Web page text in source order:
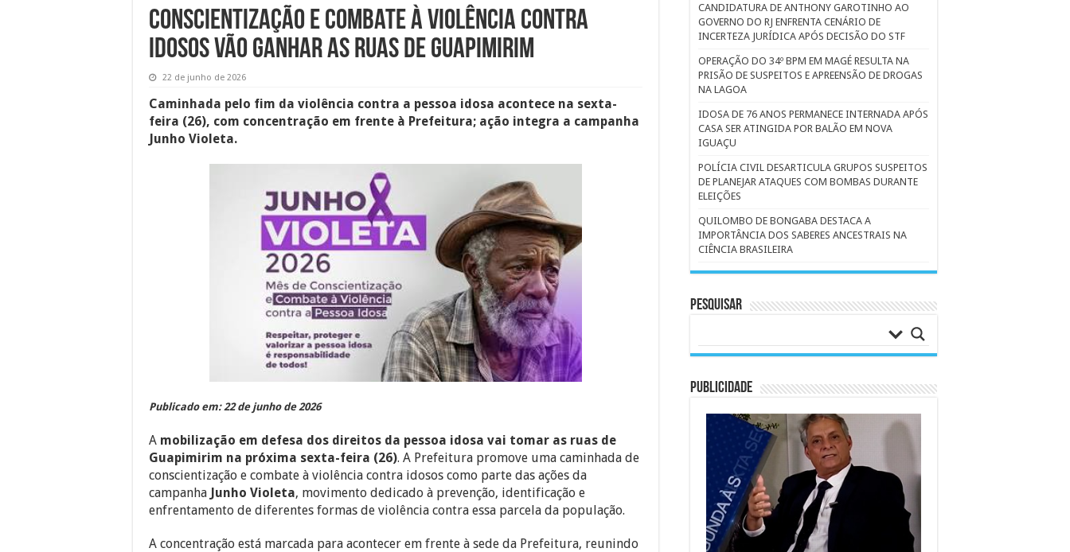
Conscientização e combate à violência contra
idosos vão ganhar as ruas de Guapimirim
22 de junho de 2026
Caminhada pelo fim da violência contra a pessoa idosa acontece na sexta-
feira (26), com concentração em frente à Prefeitura; ação integra a campanha
Junho Violeta.
Publicado em: 22 de junho de 2026
A mobilização em defesa dos direitos da pessoa idosa vai tomar as ruas de
Guapimirim na próxima sexta-feira (26). A Prefeitura promove uma caminhada de
conscientização e combate à violência contra idosos como parte das ações da
campanha Junho Violeta, movimento dedicado à prevenção, identificação e
enfrentamento de diferentes formas de violência contra essa parcela da população.
A concentração está marcada para acontecer em frente à sede da Prefeitura, reunindo
CANDIDATURA DE ANTHONY GAROTINHO AO
GOVERNO DO RJ ENFRENTA CENÁRIO DE
INCERTEZA JURÍDICA APÓS DECISÃO DO STF
OPERAÇÃO DO 34º BPM EM MAGÉ RESULTA NA
PRISÃO DE SUSPEITOS E APREENSÃO DE DROGAS
NA LAGOA
IDOSA DE 76 ANOS PERMANECE INTERNADA APÓS
CASA SER ATINGIDA POR BALÃO EM NOVA
IGUAÇU
POLÍCIA CIVIL DESARTICULA GRUPOS SUSPEITOS
DE PLANEJAR ATAQUES COM BOMBAS DURANTE
ELEIÇÕES
QUILOMBO DE BONGABA DESTACA A
IMPORTÂNCIA DOS SABERES ANCESTRAIS NA
CIÊNCIA BRASILEIRA
Pesquisar
PUBLICIDADE